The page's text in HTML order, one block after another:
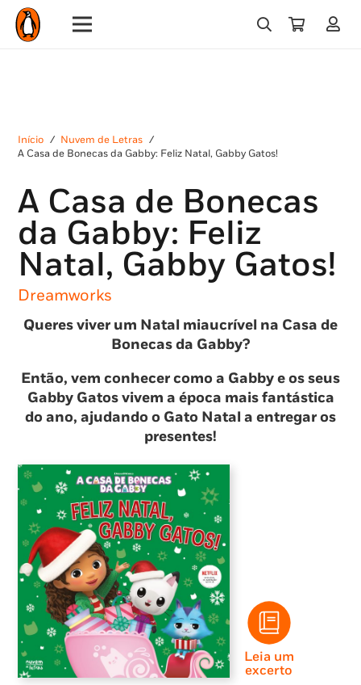
Início / Nuvem de Letras /
A Casa de Bonecas da Gabby: Feliz Natal, Gabby Gatos!
A Casa de Bonecas
da Gabby: Feliz
Natal, Gabby Gatos!
Dreamworks
Queres viver um Natal miaucrível na Casa de
Bonecas da Gabby?
Então, vem conhecer como a Gabby e os seus
Gabby Gatos vivem a época mais fantástica
do ano, ajudando o Gato Natal a entregar os
presentes!
Leia um
excerto